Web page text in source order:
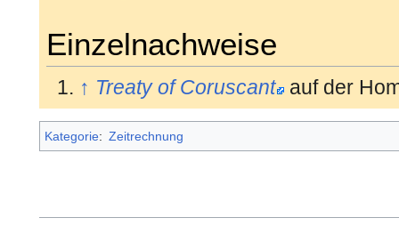
Einzelnachweise
↑ Treaty of Coruscant auf der
Kategorie: Zeitrechnung